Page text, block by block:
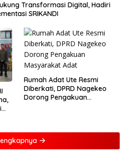
Transformasi Digital, Hadiri
SRIKANDI
Rumah Adat Ute Resmi
Diberkati, DPRD Nagekeo
Dorong Pengakuan